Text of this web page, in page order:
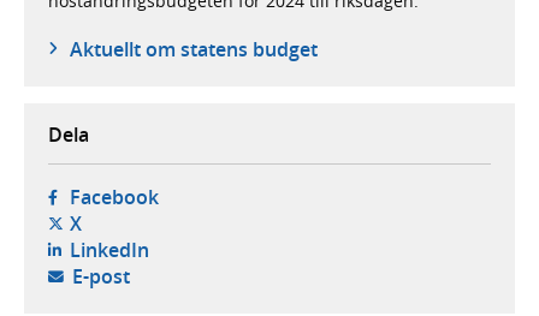
Aktuellt om statens budget
Dela
Facebook- öppnas i ny flik, extern webbplats,
X- öppnas i ny flik, extern webbplats,
LinkedIn- öppnas i ny flik, extern webbplats,
E-post- öppnar din e-postklient,